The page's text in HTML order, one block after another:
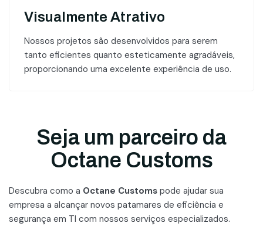
Visualmente Atrativo
Nossos projetos são desenvolvidos para serem
tanto eficientes quanto esteticamente agradáveis,
proporcionando uma excelente experiência de uso.
Seja um parceiro da
Octane Customs
Descubra como a Octane Customs pode ajudar sua
empresa a alcançar novos patamares de eficiência e
segurança em TI com nossos serviços especializados.